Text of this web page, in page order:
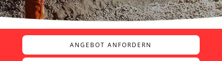
ANGEBOT ANFORDERN